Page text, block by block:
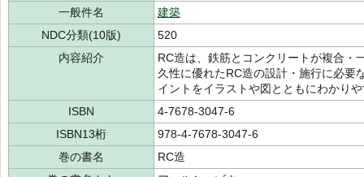
一般件名
建築
NDC分類(10版)
520
内容紹介
RC造は、鉄筋とコンクリートが複合・
久性に優れたRC造の設計・施行に必要
イントをイラストや図とともにわかり
ISBN
4-7678-3047-6
ISBN13桁
978-4-7678-3047-6
巻の書名
RC造